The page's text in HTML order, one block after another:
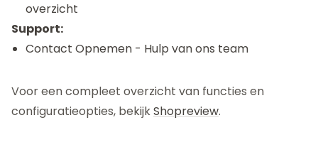
overzicht
Support:
Contact Opnemen - Hulp van ons team
Voor een compleet overzicht van functies en
configuratieopties, bekijkShopreview.